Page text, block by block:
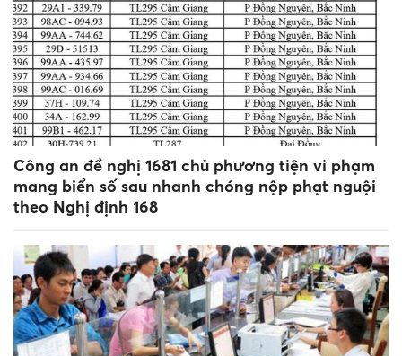
Công an đề nghị 1681 chủ phương tiện vi phạm
mang biển số sau nhanh chóng nộp phạt nguội
theo Nghị định 168